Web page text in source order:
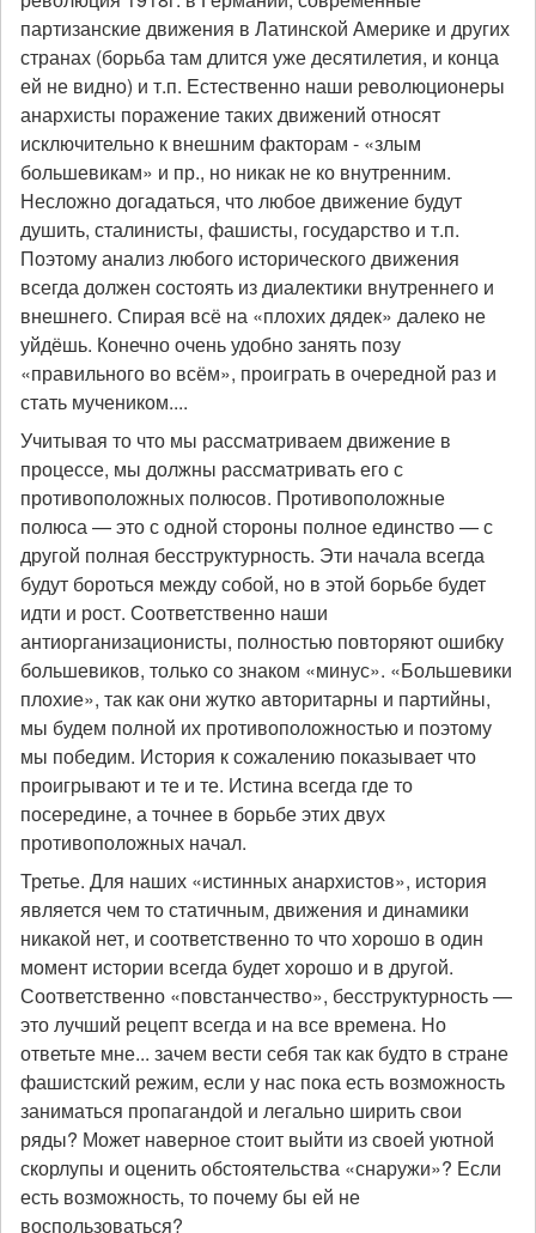
партизанские движения в Латинской Америке и других
странах (борьба там длится уже десятилетия, и конца
ей не видно) и т.п. Естественно наши революционеры
анархисты поражение таких движений относят
исключительно к внешним факторам - «злым
большевикам» и пр., но никак не ко внутренним.
Несложно догадаться, что любое движение будут
душить, сталинисты, фашисты, государство и т.п.
Поэтому анализ любого исторического движения
всегда должен состоять из диалектики внутреннего и
внешнего. Спирая всё на «плохих дядек» далеко не
уйдёшь. Конечно очень удобно занять позу
«правильного во всём», проиграть в очередной раз и
стать мучеником....
Учитывая то что мы рассматриваем движение в
процессе, мы должны рассматривать его с
противоположных полюсов. Противоположные
полюса — это с одной стороны полное единство — с
другой полная бесструктурность. Эти начала всегда
будут бороться между собой, но в этой борьбе будет
идти и рост. Соответственно наши
антиорганизационисты, полностью повторяют ошибку
большевиков, только со знаком «минус». «Большевики
плохие», так как они жутко авторитарны и партийны,
мы будем полной их противоположностью и поэтому
мы победим. История к сожалению показывает что
проигрывают и те и те. Истина всегда где то
посередине, а точнее в борьбе этих двух
противоположных начал.
Третье. Для наших «истинных анархистов», история
является чем то статичным, движения и динамики
никакой нет, и соответственно то что хорошо в один
момент истории всегда будет хорошо и в другой.
Соответственно «повстанчество», бесструктурность —
это лучший рецепт всегда и на все времена. Но
ответьте мне... зачем вести себя так как будто в стране
фашистский режим, если у нас пока есть возможность
заниматься пропагандой и легально ширить свои
ряды? Может наверное стоит выйти из своей уютной
скорлупы и оценить обстоятельства «снаружи»? Если
есть возможность, то почему бы ей не
воспользоваться?